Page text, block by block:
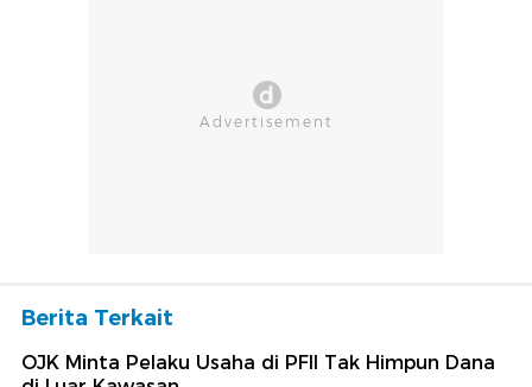
Berita Terkait
OJK Minta Pelaku Usaha di PFII Tak Himpun Dana